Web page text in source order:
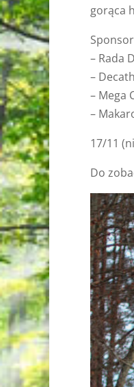
gorąca
– Rada
–
– Mega
–
17/11
Do